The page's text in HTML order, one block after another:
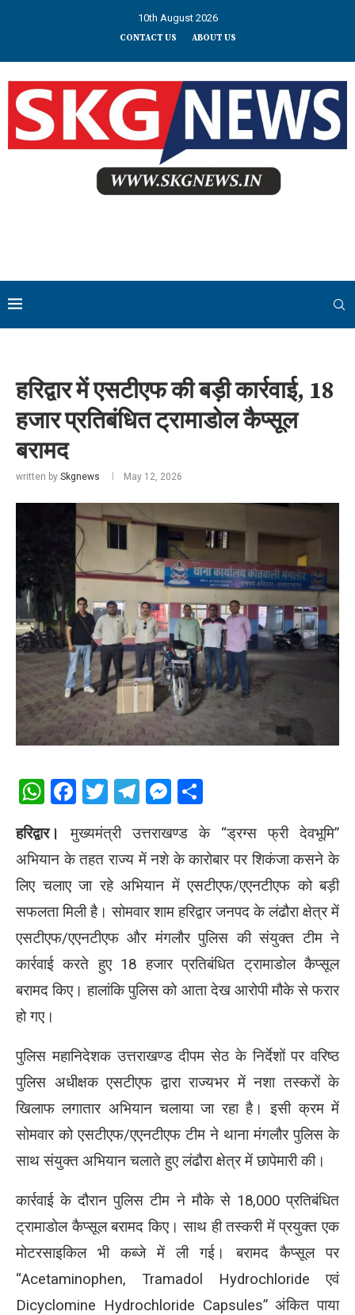
10th August 2026
CONTACT US ABOUT US
हरिद्वार में एसटीएफ की बड़ी कार्रवाई, 18
हजार प्रतिबंधित ट्रामाडोल कैप्सूल
बरामद
written by Skgnews May 12, 2026
WhatsApp
Facebook
Twitter
Telegram
Messenger
हरिद्वार।
मुख्यमंत्री उत्तराखण्ड के “ड्रग्स फ्री देवभूमि”
अभियान के तहत राज्य में नशे के कारोबार पर शिकंजा कसने के
लिए चलाए जा रहे अभियान में एसटीएफ/एएनटीएफ को बड़ी
सफलता मिली है। सोमवार शाम हरिद्वार जनपद के लंढौरा क्षेत्र में
एसटीएफ/एएनटीएफ और मंगलौर पुलिस की संयुक्त टीम ने
कार्रवाई करते हुए 18 हजार प्रतिबंधित ट्रामाडोल कैप्सूल
बरामद किए। हालांकि पुलिस को आता देख आरोपी मौके से फरार
हो गए।
पुलिस महानिदेशक उत्तराखण्डदीपम सेठके निर्देशों पर वरिष्ठ
पुलिस अधीक्षक एसटीएफ द्वारा राज्यभर में नशा तस्करों के
खिलाफ लगातार अभियान चलाया जा रहा है। इसी क्रम में
सोमवार को एसटीएफ/एएनटीएफ टीम ने थाना मंगलौर पुलिस के
साथ संयुक्त अभियान चलाते हुए लंढौरा क्षेत्र में छापेमारी की।
कार्रवाई के दौरान पुलिस टीम ने मौके से 18,000 प्रतिबंधित
ट्रामाडोल कैप्सूल बरामद किए। साथ ही तस्करी में प्रयुक्त एक
मोटरसाइकिल भी कब्जे में ली गई। बरामद कैप्सूल पर
“Acetaminophen, Tramadol Hydrochloride एवं
Dicyclomine Hydrochloride Capsules” अंकित पाया